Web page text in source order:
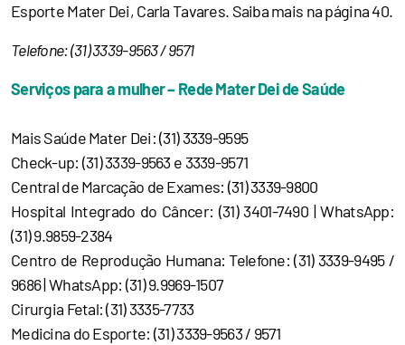
Esporte Mater Dei, Carla Tavares. Saiba mais na página 40.
Telefone: (31) 3339-9563 / 9571
Serviços para a mulher – Rede Mater Dei de Saúde
Mais Saúde Mater Dei: (31) 3339-9595
Check-up: (31) 3339-9563 e 3339-9571
Central de Marcação de Exames: (31) 3339-9800
Hospital Integrado do Câncer: (31) 3401-7490 | WhatsApp:
(31) 9.9859-2384
Centro de Reprodução Humana: Telefone: (31) 3339-9495 /
9686 | WhatsApp: (31) 9.9969-1507
Cirurgia Fetal: (31) 3335-7733
Medicina do Esporte: (31) 3339-9563 / 9571